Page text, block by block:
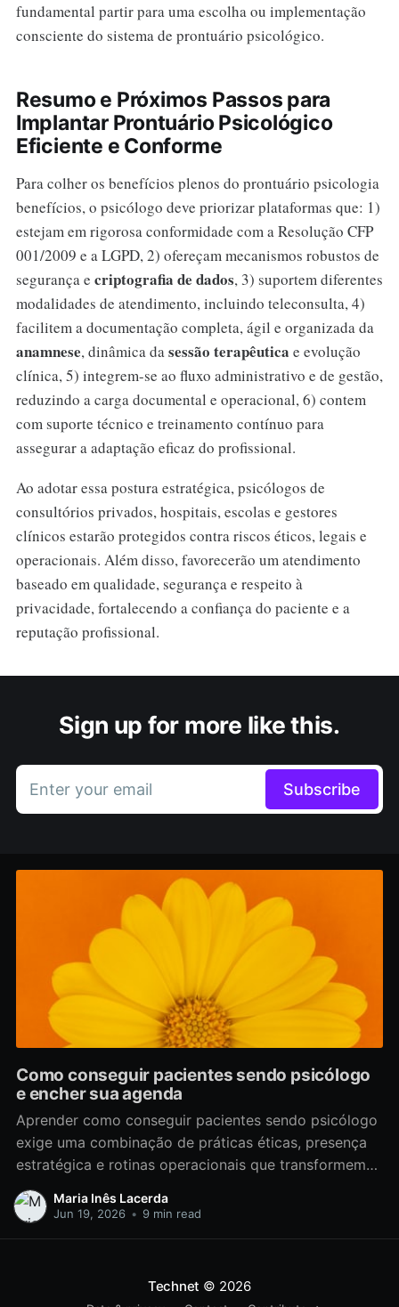
fundamental partir para uma escolha ou implementação
consciente do sistema de prontuário psicológico.
Resumo e Próximos Passos para
Implantar Prontuário Psicológico
Eficiente e Conforme
Para colher os benefícios plenos do prontuário psicologia
benefícios, o psicólogo deve priorizar plataformas que: 1)
estejam em rigorosa conformidade com a Resolução CFP
001/2009 e a LGPD, 2) ofereçam mecanismos robustos de
segurança e criptografia de dados, 3) suportem diferentes
modalidades de atendimento, incluindo teleconsulta, 4)
facilitem a documentação completa, ágil e organizada da
anamnese, dinâmica dasessão terapêutica e evolução
clínica, 5) integrem-se ao fluxo administrativo e de gestão,
reduzindo a carga documental e operacional, 6) contem
com suporte técnico e treinamento contínuo para
assegurar a adaptação eficaz do profissional.
Ao adotar essa postura estratégica, psicólogos de
consultórios privados, hospitais, escolas e gestores
clínicos estarão protegidos contra riscos éticos, legais e
operacionais. Além disso, favorecerão um atendimento
baseado em qualidade, segurança e respeito à
privacidade, fortalecendo a confiança do paciente e a
reputação profissional.
Sign up for more like this.
Enter your email Subscribe
Como conseguir pacientes sendo psicólogo
e encher sua agenda
Aprender como conseguir pacientes sendo psicólogo
exige uma combinação de práticas éticas, presença
estratégica e rotinas operacionais que transformem
interesse em atendimentos regulares. Psicólogos com
agenda vazia ou inconsistente precisam de ações que
Maria Inês Lacerda
Jun 19, 2026 • 9 min read
Technet © 2026